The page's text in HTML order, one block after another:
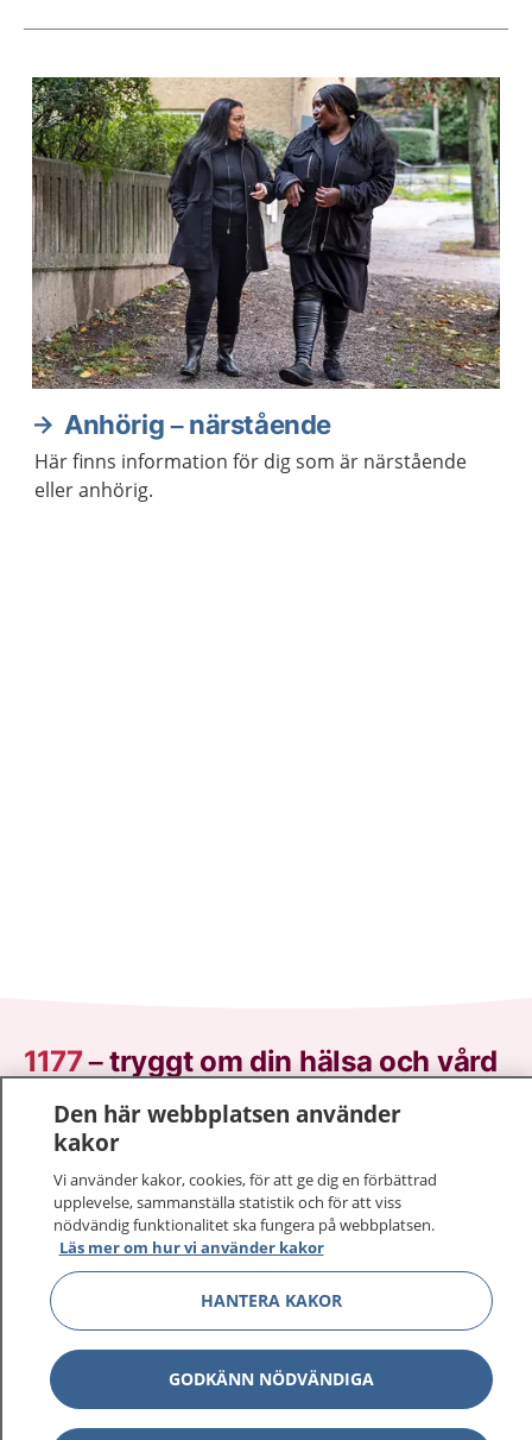
Aktuella artiklar
Anhörig – närstående
Här finns information för dig som är närstående
eller anhörig.
1177–tryggt om din hälsa och vård
På 1177.se får du råd om hälsa och information om
sjukdomar och vilka mottagningar du kan kontakta.
Logga in för att läsa din journal och göra dina
vårdärenden. Ring telefonnummer 1177 för
sjukvårdsrådgivning dygnet runt.
1177 ger dig råd när du vill må bättre.
Visa
Den här webbplatsen använder
kakor
Vi använder kakor, cookies, för att ge dig en förbättrad
upplevelse, sammanställa statistik och för att viss
nödvändig funktionalitet ska fungera på webbplatsen.
Läs mer om hur vi använder kakor
HANTERA KAKOR
GODKÄNN NÖDVÄNDIGA